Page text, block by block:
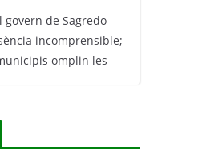
govern de Sagredo
incomprensible;
omplin les